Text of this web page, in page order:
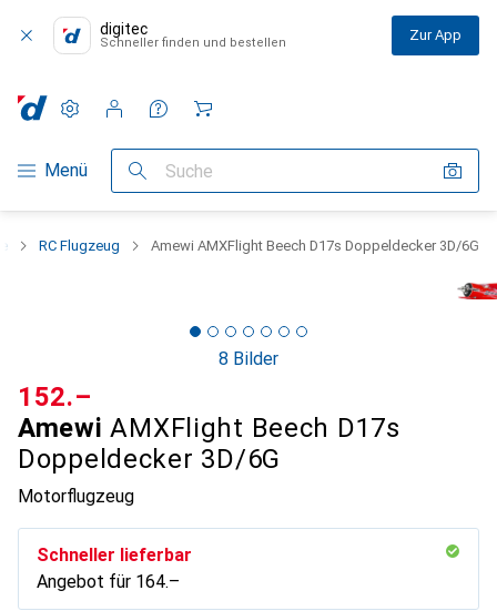
digitec
Schneller finden und bestellen Zur App
Navigation nach Kategorien
Menü Suche
Einstellungen
Kundenkonto
Vergleichslisten
Merklisten
Warenkorb
RC Flugzeug Amewi AMXFlight Beech D17s Doppeldecker 3D/6G
8 Bilder
Amewi AMXFlight Beech D17s
Doppeldecker 3D/6G
Motorflugzeug
CHF
152.–
Schneller lieferbar
Angebot für CHF
164.–